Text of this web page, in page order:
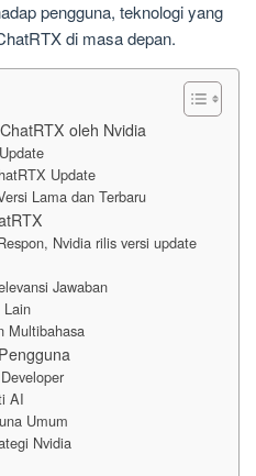
pengguna, teknologi yang
di masa depan.
oleh Nvidia
Update
Lama dan Terbaru
Nvidia rilis versi update
Jawaban
Lain
Multibahasa
AI
Umum
Nvidia